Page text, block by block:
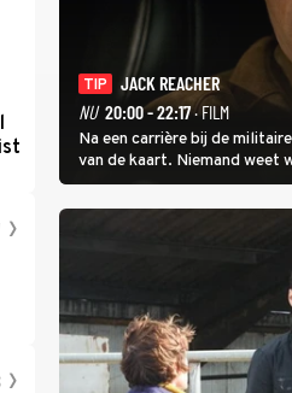
TIP
JACK REACHER
NU 20:00 - 22:17· FILM
Na een carrière bij de
van de kaart. Niemand weet
hem vraagt.